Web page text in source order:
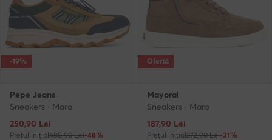
-19%
Pepe Jeans
Sneakers · Maro
Prețul actual
250,90 Lei
Prețul inițial485,90 Lei-48%
Ofertă
Mayoral
Sneakers · Maro
Prețul actual
187,90 Lei
Prețul inițial272,90 Lei-31%